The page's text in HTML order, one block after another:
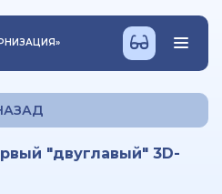
»
"двуглавый" 3D-